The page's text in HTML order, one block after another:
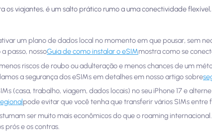
os viajantes, é um salto prático rumo a uma conectividade
um plano de dados local no momento em que pousar, sem
passo, nossoGuia de como instalar o eSIMmostra como se
riscos de roubo ou adulteração e menos chances de um
a segurança dos eSIMs em detalhes em nosso artigo sobre
(casa, trabalho, viagem, dados locais) no seu iPhone 17 e
pode evitar que você tenha que transferir vários SIMs entre
ser muito mais econômicos do que o roaming
prós e os contras.